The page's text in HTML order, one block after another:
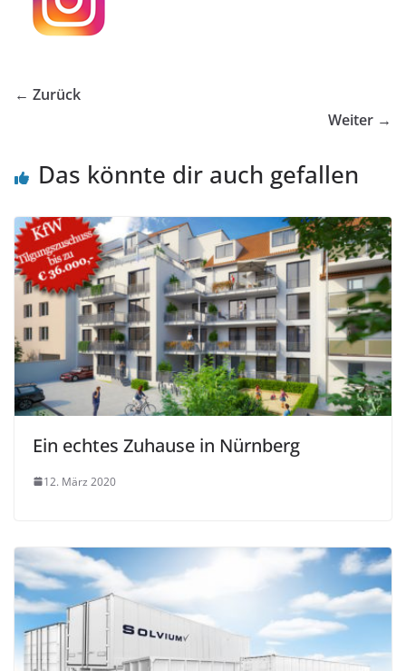
← Zurück
Weiter →
Das könnte dir auch gefallen
Ein echtes Zuhause in Nürnberg
12. März 2020